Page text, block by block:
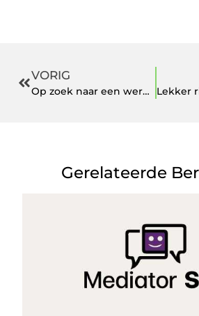
VORIG
Op zoek naar een werkruimte die inspireerd? Lees dan verder.
Gerelateerde